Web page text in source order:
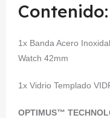
Contenido:
1x Banda Acero
Watch 42mm
1x Vidrio Templado
OPTIMUS™